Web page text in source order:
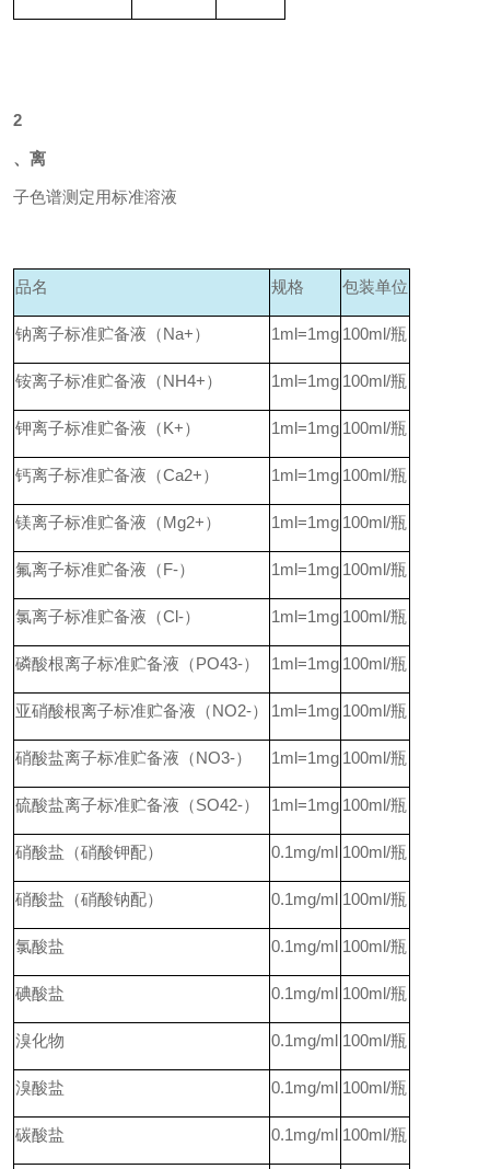
2
、离
子色谱测定用标准溶液
品名 规格 包装单位
钠离子标准贮备液（Na+） 1ml=1mg 100ml/瓶
铵离子标准贮备液（NH4+） 1ml=1mg 100ml/瓶
钾离子标准贮备液（K+） 1ml=1mg 100ml/瓶
钙离子标准贮备液（Ca2+） 1ml=1mg 100ml/瓶
镁离子标准贮备液（Mg2+） 1ml=1mg 100ml/瓶
氟离子标准贮备液（F-） 1ml=1mg 100ml/瓶
氯离子标准贮备液（Cl-） 1ml=1mg 100ml/瓶
磷酸根离子标准贮备液（PO43-） 1ml=1mg 100ml/瓶
亚硝酸根离子标准贮备液（NO2-） 1ml=1mg 100ml/瓶
硝酸盐离子标准贮备液（NO3-） 1ml=1mg 100ml/瓶
硫酸盐离子标准贮备液（SO42-） 1ml=1mg 100ml/瓶
硝酸盐（硝酸钾配） 0.1mg/ml 100ml/瓶
硝酸盐（硝酸钠配） 0.1mg/ml 100ml/瓶
氯酸盐 0.1mg/ml 100ml/瓶
碘酸盐 0.1mg/ml 100ml/瓶
溴化物 0.1mg/ml 100ml/瓶
溴酸盐 0.1mg/ml 100ml/瓶
碳酸盐 0.1mg/ml 100ml/瓶